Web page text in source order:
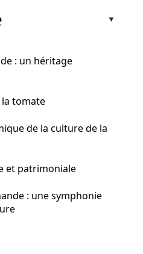
: un héritage
tomate
de la culture de la
et patrimoniale
: une symphonie